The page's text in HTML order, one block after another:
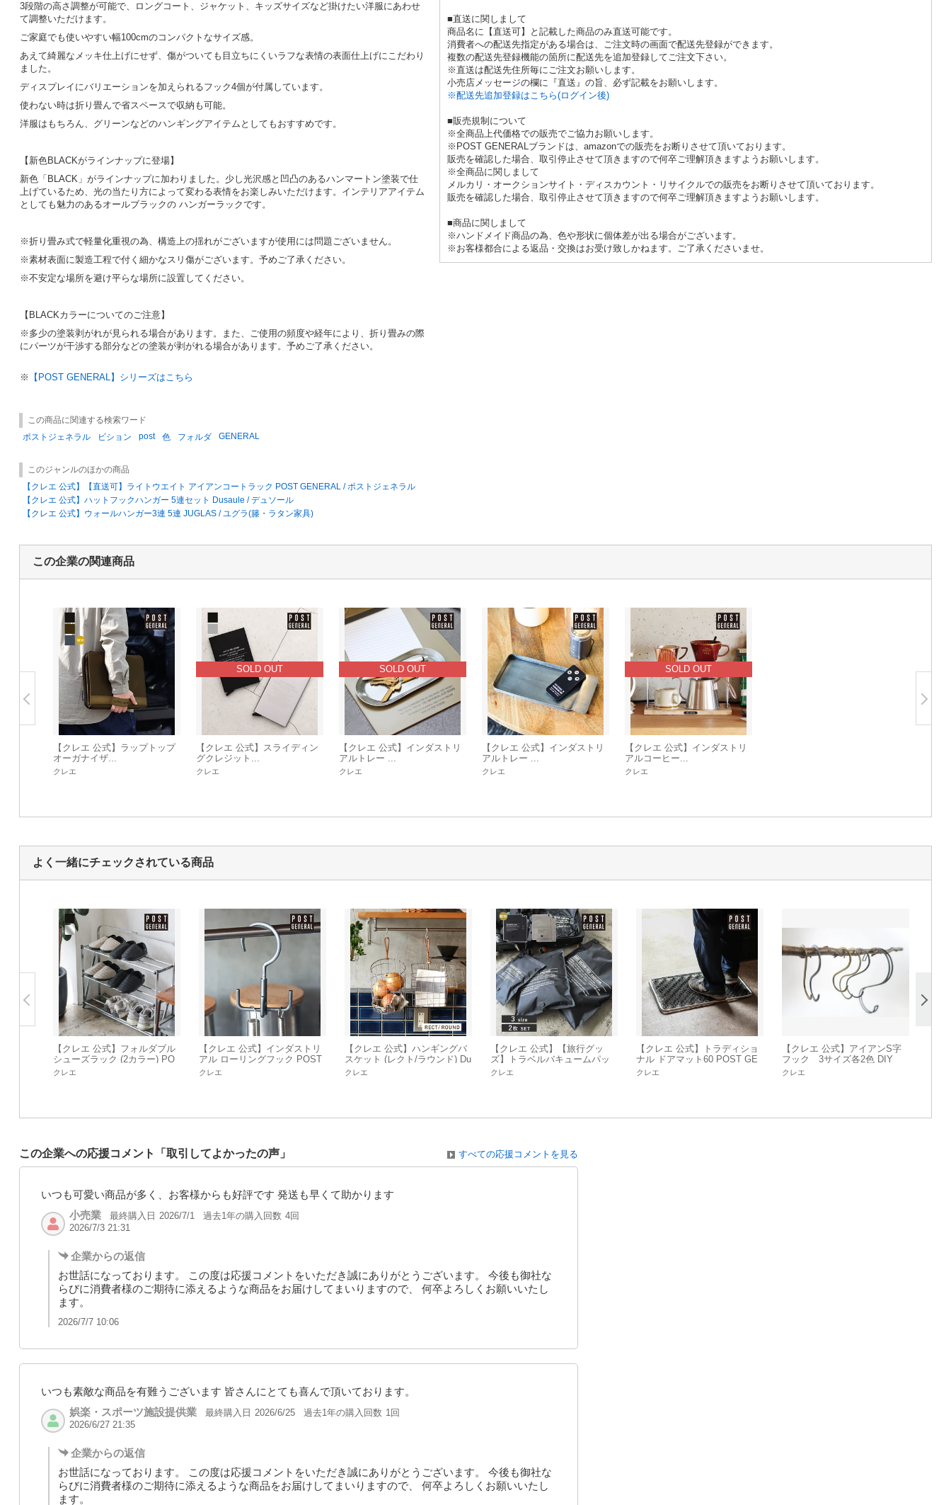
3段階の高さ調整が可能で、ロングコート、ジャケット、キッズサイズなど掛けたい洋服にあわせ
て調整いただけます。
ご家庭でも使いやすい幅100cmのコンパクトなサイズ感。
あえて綺麗なメッキ仕上げにせず、傷がついても目立ちにくいラフな表情の表面仕上げにこだわり
ました。
ディスプレイにバリエーションを加えられるフック4個が付属しています。
使わない時は折り畳んで省スペースで収納も可能。
洋服はもちろん、グリーンなどのハンギングアイテムとしてもおすすめです。
【新色BLACKがラインナップに登場】
新色「BLACK」がラインナップに加わりました。少し光沢感と凹凸のあるハンマートン塗装で仕
上げているため、光の当たり方によって変わる表情をお楽しみいただけます。インテリアアイテム
としても魅力のあるオールブラックの ハンガーラックです。
※折り畳み式で軽量化重視の為、構造上の揺れがございますが使用には問題ございません。
※素材表面に製造工程で付く細かなスリ傷がございます。予めご了承ください。
※不安定な場所を避け平らな場所に設置してください。
【BLACKカラーについてのご注意】
※多少の塗装剥がれが見られる場合があります。また、ご使用の頻度や経年により、折り畳みの際
にパーツが干渉する部分などの塗装が剥がれる場合があります。予めご了承ください。
※ 【POST GENERAL】シリーズはこちら
■直送に関しまして
商品名に【直送可】と記載した商品のみ直送可能です。
消費者への配送先指定がある場合は、ご注文時の画面で配送先登録ができます。
複数の配送先登録機能の箇所に配送先を追加登録してご注文下さい。
※直送は配送先住所毎にご注文お願いします。
小売店メッセージの欄に『直送』の旨、必ず記載をお願いします。
※配送先追加登録はこちら(ログイン後)
■販売規制について
※全商品上代価格での販売でご協力お願いします。
※POST GENERALブランドは、amazonでの販売をお断りさせて頂いております。
販売を確認した場合、取引停止させて頂きますので何卒ご理解頂きますようお願いします。
※全商品に関しまして
メルカリ・オークションサイト・ディスカウント・リサイクルでの販売をお断りさせて頂いております。
販売を確認した場合、取引停止させて頂きますので何卒ご理解頂きますようお願いします。
■商品に関しまして
※ハンドメイド商品の為、色や形状に個体差が出る場合がございます。
※お客様都合による返品・交換はお受け致しかねます。ご了承くださいませ。
この商品に関連する検索ワード
ポストジェネラル
ビション post 色 フォルダ GENERAL
このジャンルのほかの商品
【クレエ 公式】【直送可】ライトウエイト アイアンコートラック POST GENERAL / ポストジェネラル
【クレエ 公式】ハットフックハンガー 5連セット Dusaule / デュソール
【クレエ 公式】ウォールハンガー3連 5連 JUGLAS / ユグラ(籐・ラタン家具)
この企業の関連商品
【クレエ 公式】ラップトップ
オーガナイザ...
クレエ
SOLD OUT
【クレエ 公式】スライディン
グクレジット...
クレエ
SOLD OUT
【クレエ 公式】インダストリ
アルトレー ...
クレエ
【クレエ 公式】インダストリ
アルトレー ...
クレエ
SOLD OUT
【クレエ 公式】インダストリ
アルコーヒー...
クレエ
よく一緒にチェックされている商品
【クレエ 公式】フォルダブル
シューズラック (2カラー) PO
ST GENERAL / ポストジェネ
ラル
クレエ
【クレエ 公式】インダストリ
アル ローリングフック POST
GENERAL
クレエ
【クレエ 公式】ハンギングバ
スケット (レクト/ラウンド) Du
saule / デュソール
クレエ
【クレエ 公式】【旅行グッ
ズ】トラベルバキュームパッ
ク 2枚セット (2カラー3サイズ)
ポストジェネラル
クレエ
【クレエ 公式】トラディショ
ナル ドアマット60 POST GE
NERAL / ポストジェネラル
クレエ
【クレエ 公式】アイアンS字
フック 3サイズ各2色 DIY
クレエ
この企業への応援コメント「取引してよかったの声」 すべての応援コメントを見る
いつも可愛い商品が多く、お客様からも好評です 発送も早くて助かります
小売業
最終購入日 2026/7/1 過去1年の購入回数 4回
2026/7/3 21:31
企業からの返信
お世話になっております。 この度は応援コメントをいただき誠にありがとうございます。 今後も御社な
らびに消費者様のご期待に添えるような商品をお届けしてまいりますので、 何卒よろしくお願いいたし
ます。
2026/7/7 10:06
いつも素敵な商品を有難うございます 皆さんにとても喜んで頂いております。
娯楽・スポーツ施設提供業
最終購入日 2026/6/25 過去1年の購入回数 1回
2026/6/27 21:35
企業からの返信
お世話になっております。 この度は応援コメントをいただき誠にありがとうございます。 今後も御社な
らびに消費者様のご期待に添えるような商品をお届けしてまいりますので、 何卒よろしくお願いいたし
ます。